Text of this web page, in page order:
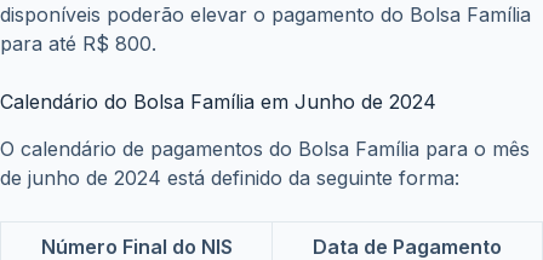
disponíveis poderão elevar o pagamento do Bolsa Família
para até R$ 800.
Calendário do Bolsa Família em Junho de 2024
O calendário de pagamentos do Bolsa Família para o mês
de junho de 2024 está definido da seguinte forma:
Número Final do NIS Data de Pagamento